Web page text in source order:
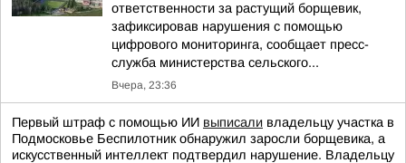
ответственности за растущий борщевик,
зафиксировав нарушения с помощью
цифрового мониторинга, сообщает пресс-
служба министерства сельского...
Вчера, 23:36
Первый штраф с помощью ИИ выписали владельцу участка в
Подмосковье Беспилотник обнаружил заросли борщевика, а
искусственный интеллект подтвердил нарушение. Владельцу